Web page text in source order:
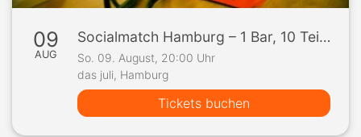
09
AUG
Socialmatch Hamburg – 1 Bar, 10 Teilnehmer, 1 Spiel
So. 09. August, 20:00 Uhr
das juli, Hamburg
Tickets buchen